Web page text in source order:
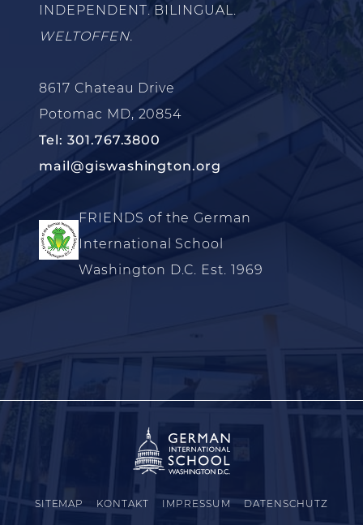
INDEPENDENT. BILINGUAL.
WELTOFFEN.
8617 Chateau Drive
Potomac MD, 20854
Tel: 301.767.3800
mail@giswashington.org
FRIENDS of the German
International School
Washington D.C. Est. 1969
SITEMAP KONTAKT IMPRESSUM DATENSCHUTZ